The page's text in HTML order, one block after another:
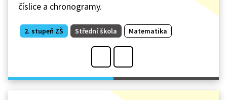
číslice a chronogramy.
2. stupeň ZŠ Střední škola Matematika